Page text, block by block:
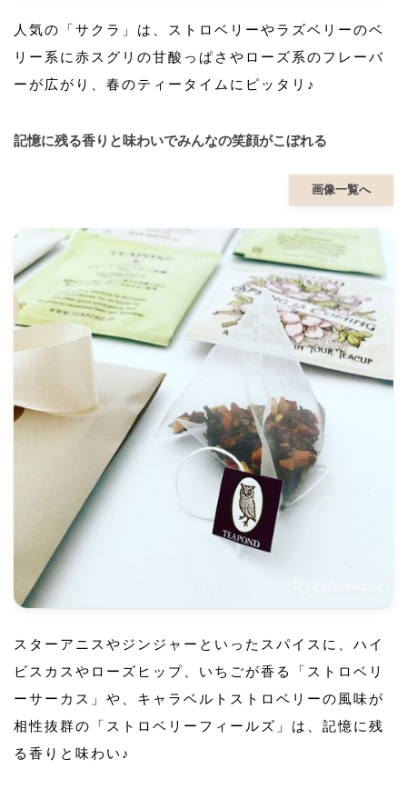
人気の「サクラ」は、ストロベリーやラズベリーのベ
リー系に赤スグリの甘酸っぱさやローズ系のフレーバ
ーが広がり、春のティータイムにピッタリ♪
記憶に残る香りと味わいでみんなの笑顔がこぼれる
画像一覧へ
スターアニスやジンジャーといったスパイスに、ハイ
ビスカスやローズヒップ、いちごが香る「ストロベリ
ーサーカス」や、キャラベルトストロベリーの風味が
相性抜群の「ストロベリーフィールズ」は、記憶に残
る香りと味わい♪